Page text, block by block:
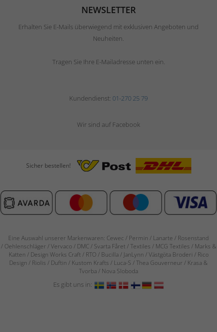
NEWSLETTER
Erhalten Sie E-Mails überwiegend mit exklusiven Angeboten und
Neuheiten.
Tragen Sie Ihre E-Mailadresse unten ein.
Kundendienst: 01-270 25 79
Wir sind auf Facebook
Sicher bestellen!
Eine Auswahl unserer Markenwaren: Cewec / Permin / Lanarte / Rosenstand
/ Oehlenschläger / Vervaco / DMC / Svarta Fåret / Textiles / MCG Textiles / Marks &
Katten / Design Works Craft / RTO / Bucilla / JanLynn / Västgöta Broderi / Rico
Design / Riolis / Duftin / Kustom Krafts / Luca-S / Thea Gouverneur / Krasa &
Tvorba / Nova Sloboda
Es gibt uns in: